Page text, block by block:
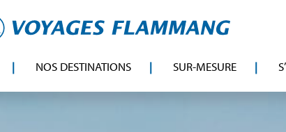
NOS DESTINATIONS SUR-MESURE